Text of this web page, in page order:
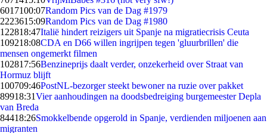
6017100:07Random Pics van de Dag #1979
2223615:09Random Pics van de Dag #1980
122818:47Italië hindert reizigers uit Spanje na migratiecrisis Ceuta
109218:08CDA en D66 willen ingrijpen tegen 'gluurbrillen' die
mensen ongemerkt filmen
102817:56Benzineprijs daalt verder, onzekerheid over Straat van
Hormuz blijft
100709:46PostNL-bezorger steekt bewoner na ruzie over pakket
89918:31Vier aanhoudingen na doodsbedreiging burgemeester Depla
van Breda
84418:26Smokkelbende opgerold in Spanje, verdienden miljoenen aan
migranten